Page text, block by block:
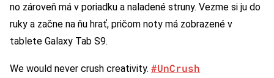
no zároveň má v poriadku a naladené struny. Vezme si ju do
ruky a začne na ňu hrať, pričom noty má zobrazené v
tablete Galaxy Tab S9.
We would never crush creativity. #UnCrush